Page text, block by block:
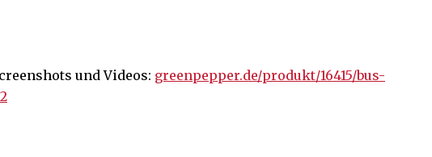
und Videos: greenpepper.de/produkt/16415/bus-